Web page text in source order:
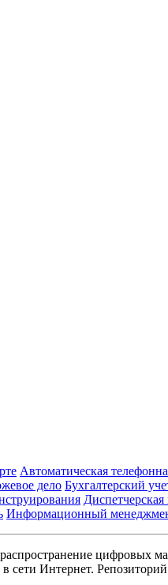
Автоматическая
дело Бухгалтерский
Информационный
цифровых
Интернет.